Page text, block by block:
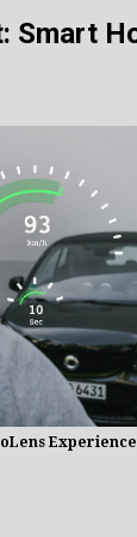
Smart
Experience